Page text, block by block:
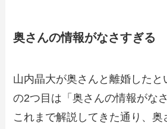
奥さんの情報がなさすぎる
山内晶大が奥さんと離婚したと
の2つ目は「奥さんの情報がな
これまで解説してきた通り、奥